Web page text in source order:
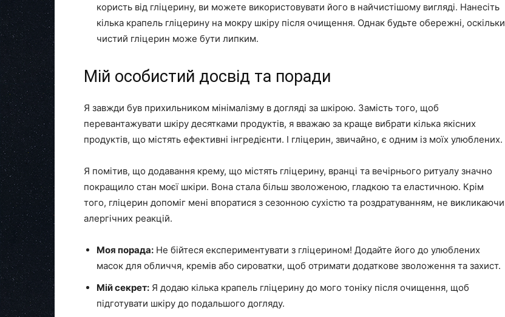
користь від гліцерину, ви можете використовувати його в найчистішому вигляді. Нанесіть
кілька крапель гліцерину на мокру шкіру після очищення. Однак будьте обережні, оскільки
чистий гліцерин може бути липким.
Мій особистий досвід та поради
Я завжди був прихильником мінімалізму в догляді за шкірою. Замість того, щоб
перевантажувати шкіру десятками продуктів, я вважаю за краще вибрати кілька якісних
продуктів, що містять ефективні інгредієнти. І гліцерин, звичайно, є одним із моїх улюблених.
Я помітив, що додавання крему, що містять гліцерину, вранці та вечірнього ритуалу значно
покращило стан моєї шкіри. Вона стала більш зволоженою, гладкою та еластичною. Крім
того, гліцерин допоміг мені впоратися з сезонною сухістю та роздратуванням, не викликаючи
алергічних реакцій.
Моя порада: Не бійтеся експериментувати з гліцерином! Додайте його до улюблених
масок для обличчя, кремів або сироватки, щоб отримати додаткове зволоження та захист.
Мій секрет: Я додаю кілька крапель гліцерину до мого тоніку після очищення, щоб
підготувати шкіру до подальшого догляду.